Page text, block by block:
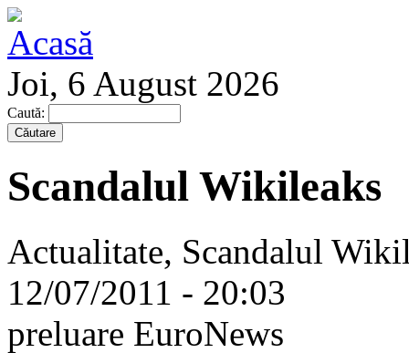
Joi, 6 August 2026
Caută:
Scandalul Wikileaks
Actualitate, Scandalul
12/07/2011 - 20:03
preluare EuroNews